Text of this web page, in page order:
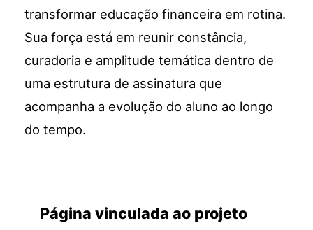
transformar educação financeira em rotina.
Sua força está em reunir constância,
curadoria e amplitude temática dentro de
uma estrutura de assinatura que
acompanha a evolução do aluno ao longo
do tempo.
Página vinculada ao projeto